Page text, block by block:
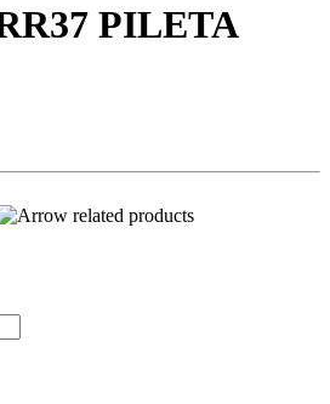
PILETA